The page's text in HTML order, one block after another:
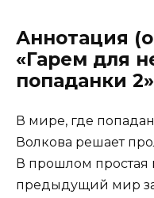
Аннотация
«Гарем для
попаданки
В мире, где
Волкова решает
В прошлом простая
предыдущий мир за